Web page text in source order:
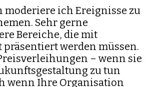
moderiere ich Ereignisse zu
Sehr gerne
Bereiche, die mit
werden müssen.
– wenn sie
zu tun
wenn Ihre Organisation